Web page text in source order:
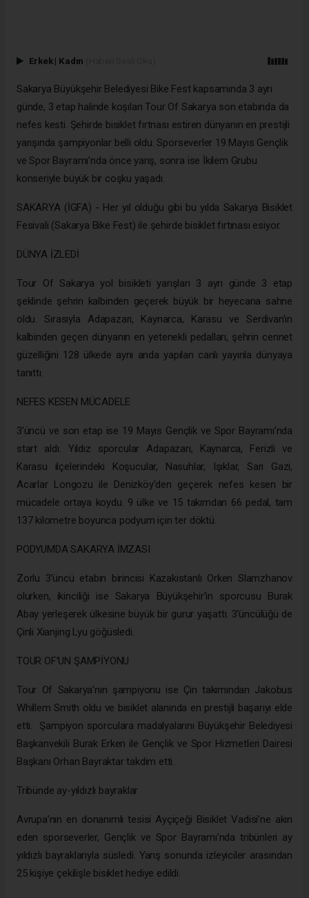
Erkek | Kadın
Sakarya Büyükşehir Belediyesi Bike Fest kapsamında 3 ayrı
günde, 3 etap halinde koşılan Tour Of Sakarya son etabında da
nefes kesti. Şehirde bisiklet fırtnası estiren dünyanın en prestijli
yarışında şampiyonlar belli oldu. Sporseverler 19 Mayıs Gençlik
ve Spor Bayramı’nda önce yarış, sonra ise İkilem Grubu
konseriyle büyük bir coşku yaşadı.
SAKARYA (İGFA) - Her yıl olduğu gibi bu yılda Sakarya Bisiklet
Fesivali (Sakarya Bike Fest) ile şehirde bisiklet fırtınası esiyor.
DÜNYA İZLEDİ
Tour Of Sakarya yol bisikleti yarışları 3 ayrı günde 3 etap
şeklinde şehrin kalbinden geçerek büyük bir heyecana sahne
oldu. Sırasıyla Adapazarı, Kaynarca, Karasu ve Serdivan’ın
kalbinden geçen dünyanın en yetenekli pedalları, şehrin cennet
güzelliğini 128 ülkede aynı anda yapılan canlı yayınla dünyaya
tanıttı.
NEFES KESEN MÜCADELE
3’üncü ve son etap ise 19 Mayıs Gençlik ve Spor Bayramı’nda
start aldı. Yıldız sporcular Adapazarı, Kaynarca, Ferizli ve
Karasu ilçelerindeki Koşucular, Nasuhlar, Işıklar, Sarı Gazi,
Acarlar Longozu ile Denizköy’den geçerek nefes kesen bir
mücadele ortaya koydu. 9 ülke ve 15 takımdan 66 pedal, tam
137 kilometre boyunca podyum için ter döktü.
PODYUMDA SAKARYA İMZASI
Zorlu 3’üncü etabın birincisi Kazakistanlı Orken Slamzhanov
olurken, ikinciliği ise Sakarya Büyükşehir’in sporcusu Burak
Abay yerleşerek ülkesine büyük bir gurur yaşattı. 3’üncülüğü de
Çinli Xianjing Lyu göğüsledi.
TOUR OF’UN ŞAMPİYONU
Tour Of Sakarya’nın şampiyonu ise Çin takımından Jakobus
Whillem Smith oldu ve bisiklet alanında en prestijli başarıyı elde
etti. Şampiyon sporculara madalyalarını Büyükşehir Belediyesi
Başkanvekili Burak Erken ile Gençlik ve Spor Hizmetleri Dairesi
Başkanı Orhan Bayraktar takdim etti.
Tribünde ay-yıldızlı bayraklar
Avrupa’nın en donanımlı tesisi Ayçiçeği Bisiklet Vadisi’ne akın
eden sporseverler, Gençlik ve Spor Bayramı’nda tribünleri ay
yıldızlı bayraklarıyla süsledi. Yarış sonunda izleyiciler arasından
25 kişiye çekilişle bisiklet hediye edildi.